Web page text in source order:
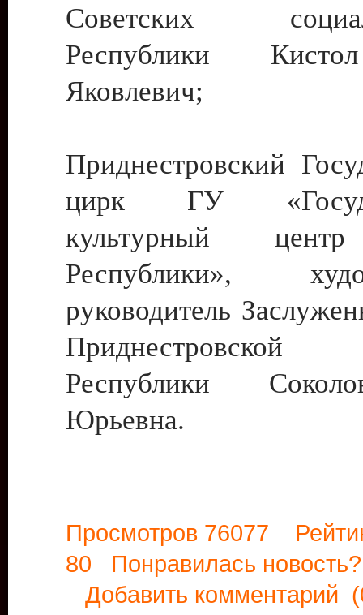
Советских
Республики
Яковлевич;
Приднестровский
цирк ГУ
культурный
Республики»,
руководитель
Приднестровской
Республики
Юрьевна.
Просмотров 76077
80 Понравилась
Добавить комментарий